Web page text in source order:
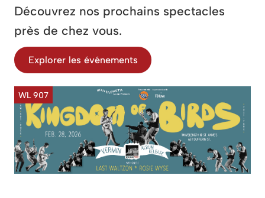
Découvrez nos prochains spectacles
près de chez vous.
Explorer les événements
WL 907